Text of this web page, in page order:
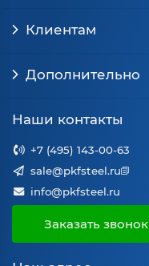
Клиентам
Дополнительно
Наши контакты
+7 (495) 143-00-63
sale@pkfsteel.ru
info@pkfsteel.ru
Заказать звонок